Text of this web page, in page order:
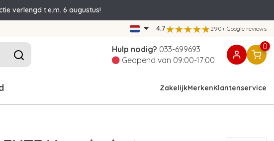
verlengd t.e.m. 6 augustus!
4.7 290+ Google reviews
Hulp nodig? 033-699693
Geopend van 09:00-17:00
0
ZakelijkMerkenKlantenservice